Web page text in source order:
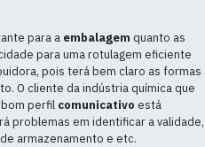
para a embalagem quanto as
para uma rotulagem eficiente
pois terá bem claro as formas
O cliente da indústria química que
perfil comunicativo está
problemas em identificar a validade,
armazenamento e etc.